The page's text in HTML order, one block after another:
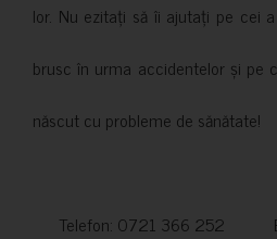
lor. Nu ezitați să îi ajutați pe cei
brusc în urma accidentelor și pe
născut cu probleme de sănătate!
Telefon: 0721 366 252